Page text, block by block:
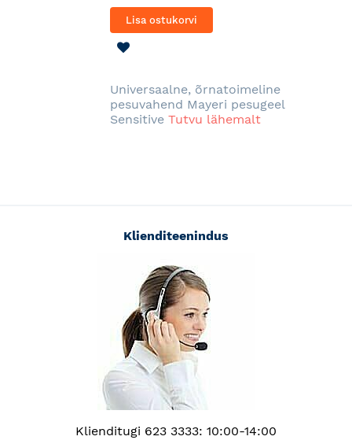
Lisa ostukorvi
Universaalne, õrnatoimeline
pesuvahend Mayeri pesugeel
Sensitive Tutvu lähemalt
Klienditeenindus
Klienditugi 623 3333: 10:00-14:00